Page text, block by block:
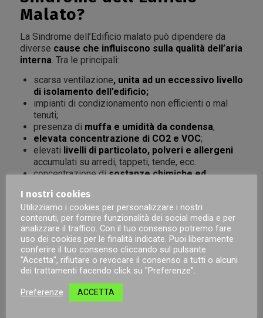
Malato?
La Sindrome dell’Edificio malato può dipendere da
diverse cause che influiscono sulla qualità dell’aria
interna. Tra le principali:
scarsa ventilazione, unita ad un eccessivo livello
di isolamento dell’edificio;
impianti di condizionamento non efficienti o mal
tenuti;
presenza di muffa e umidità da condensa,
elevata concentrazione di CO2 e VOC;
elevati livelli di particolato, polveri e allergeni
accumulati su arredi, tappeti, tende, ecc.
concentrazione disostanze chimiche ed
prodotti per la pulizia, materiali edili ecc.
Come prevenire la SBS?
Esistono diversi accorgimenti esoluzioni per
prevenire la Sindrome dell’Edificio Malato:
Installazione di unsistema diventilazione
meccanica controllata con recupero di calore
correttamente dimensionato e con dispositivo di
I nostri cookies
Utilizziamo i cookies per personalizzare i nostri
contenuti, per fornire funzionalità dei social media e per
analizzare il traffico. Con il tuo consenso potremo fare
uso dei cookies per le finalità indicate. Puoi liberamente
conferire il tuo consenso cliccando sul pulsante
"Accetta", rifiutare o revocare il consenso a tutti o alcuni
dei trattamenti facendo click su "Preferenze".
Preferenze ACCETTA